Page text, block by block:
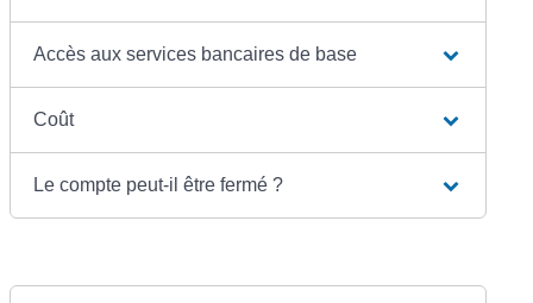
Accès aux services bancaires de base
Coût
Le compte peut-il être fermé ?